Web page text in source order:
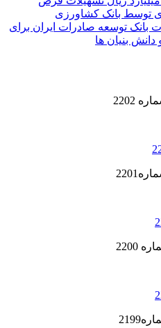
توسط بانک کشاورزی
بانک توسعه صادرات ایران برای
بنیان ها